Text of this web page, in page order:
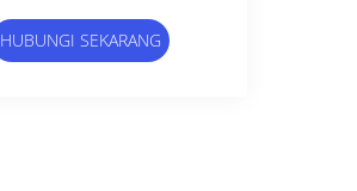
HUBUNGI SEKARANG